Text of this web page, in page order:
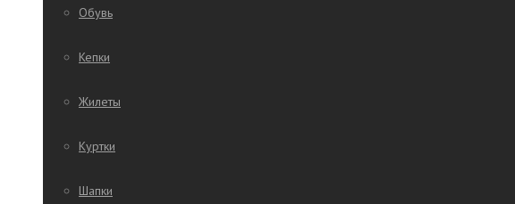
Обувь
Кепки
Жилеты
Куртки
Шапки